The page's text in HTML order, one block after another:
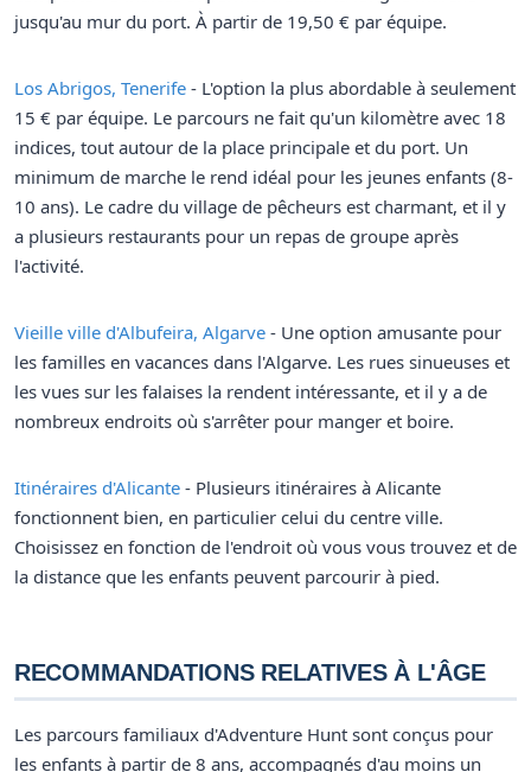
jusqu'au mur du port. À partir de 19,50 € par équipe.
Los Abrigos, Tenerife - L'option la plus abordable à seulement
15 € par équipe. Le parcours ne fait qu'un kilomètre avec 18
indices, tout autour de la place principale et du port. Un
minimum de marche le rend idéal pour les jeunes enfants (8-
10 ans). Le cadre du village de pêcheurs est charmant, et il y
a plusieurs restaurants pour un repas de groupe après
l'activité.
Vieille ville d'Albufeira, Algarve - Une option amusante pour
les familles en vacances dans l'Algarve. Les rues sinueuses et
les vues sur les falaises la rendent intéressante, et il y a de
nombreux endroits où s'arrêter pour manger et boire.
Itinéraires d'Alicante - Plusieurs itinéraires à Alicante
fonctionnent bien, en particulier celui du centre ville.
Choisissez en fonction de l'endroit où vous vous trouvez et de
la distance que les enfants peuvent parcourir à pied.
RECOMMANDATIONS RELATIVES À L'ÂGE
Les parcours familiaux d'Adventure Hunt sont conçus pour
les enfants à partir de 8 ans, accompagnés d'au moins un